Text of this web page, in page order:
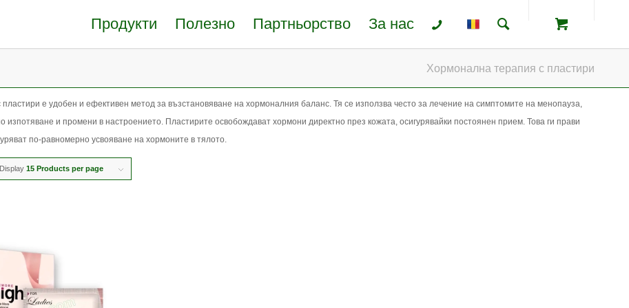
Продукти Полезно Партньорство За нас
Хормонална терапия с пластири
е удобен и ефективен метод за възстановяване на хормоналния баланс. Тя се използва често за лечение на симптомите на менопауза,
изпотяване и промени в настроението. Пластирите освобождават хормони директно през кожата, осигурявайки постоянен прием. Това ги прави
по-равномерно усвояване на хормоните в тялото.
Display 15 Products per page